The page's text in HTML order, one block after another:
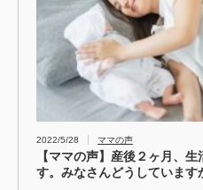
2022/5/28 ママの声
【ママの声】産後２ヶ月、
す。みなさんどうしています